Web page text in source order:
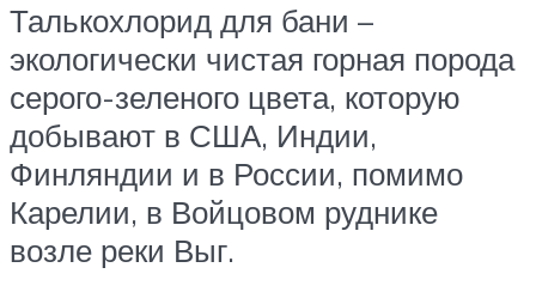
Талькохлорид для бани –
экологически чистая горная порода
серого-зеленого цвета, которую
добывают в США, Индии,
Финляндии и в России, помимо
Карелии, в Войцовом руднике
возле реки Выг.